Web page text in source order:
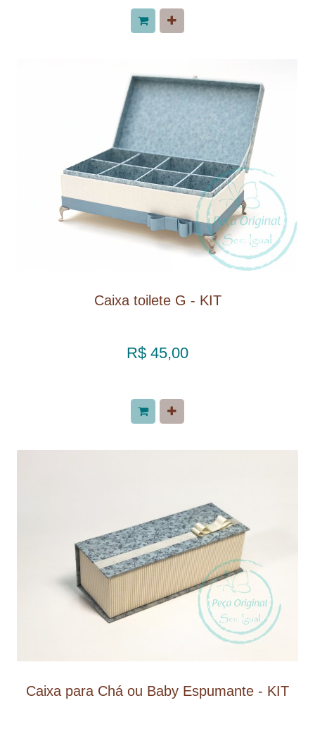
Caixa toilete G - KIT
R$ 45,00
Caixa para Chá ou Baby Espumante - KIT